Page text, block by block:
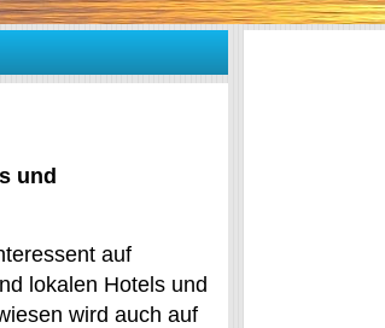
und
auf
lokalen Hotels und
wird auch auf